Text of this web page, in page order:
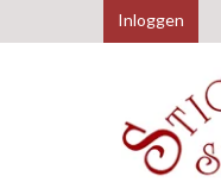
Inloggen